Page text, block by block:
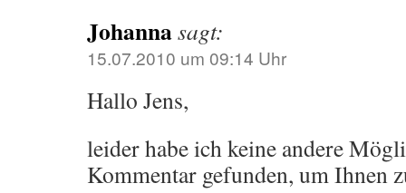
Johannasagt:
15.07.2010 um 09:14 Uhr
Hallo Jens,
leider habe ich keine andere
Kommentar gefunden, um Ihnen